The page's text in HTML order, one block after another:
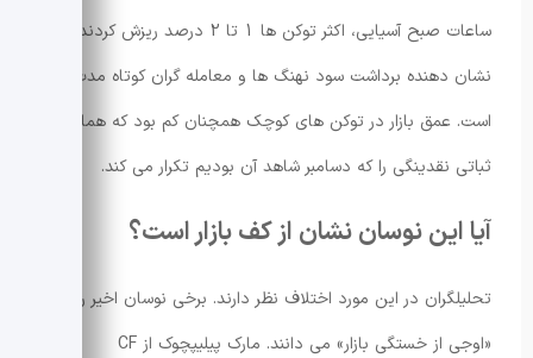
ساعات صبح آسیایی، اکثر توکن ها 1 تا 2 درصد ریزش کردند که
نشان دهنده برداشت سود نهنگ ها و معامله گران کوتاه مدت
است. عمق بازار در توکن های کوچک همچنان کم بود که همان بی
ثباتی نقدینگی را که دسامبر شاهد آن بودیم تکرار می کند.
آیا این نوسان نشان از کف بازار است؟
تحلیلگران در این مورد اختلاف نظر دارند. برخی نوسان اخیر را
«اوجی از خستگی بازار» می دانند. مارک پیلیپچوک از CF